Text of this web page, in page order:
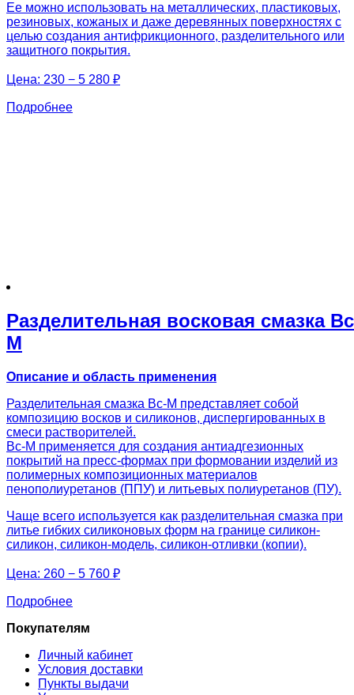
Ее можно использовать на металлических, пластиковых,
резиновых, кожаных и даже деревянных поверхностях с
целью создания антифрикционного, разделительного или
защитного покрытия.
Цена: 230 − 5 280 ₽
Подробнее
Разделительная восковая смазка
М
Описание и область применения
Разделительная смазка Вс-М представляет собой
композицию восков и силиконов, диспергированных в
смеси растворителей.
Вс-М применяется для создания антиадгезионных
покрытий на пресс-формах при формовании изделий из
полимерных композиционных материалов
пенополиуретанов (ППУ) и литьевых полиуретанов (ПУ).
Чаще всего используется как разделительная смазка при
литье гибких силиконовых форм на границе силикон-
силикон, силикон-модель, силикон-отливки (копии).
Цена: 260 − 5 760 ₽
Подробнее
Покупателям
Личный кабинет
Условия доставки
Пункты выдачи